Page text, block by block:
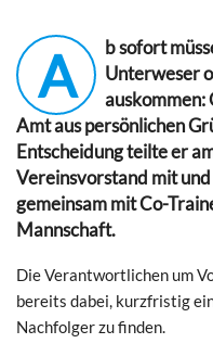
A
b sofort
Unterweser
auskommen:
Amt aus persönlichen
Entscheidung teilte er
Vereinsvorstand mit
gemeinsam mit Co-
Mannschaft.
Die Verantwortlichen um
bereits dabei, kurzfristig
Nachfolger zu finden.